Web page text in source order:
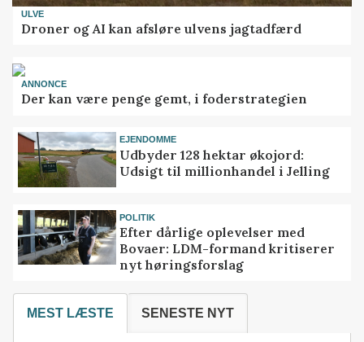
ULVE
Droner og AI kan afsløre ulvens jagtadfærd
ANNONCE
Der kan være penge gemt, i foderstrategien
EJENDOMME
Udbyder 128 hektar økojord:
Udsigt til millionhandel i Jelling
POLITIK
Efter dårlige oplevelser med
Bovaer: LDM-formand kritiserer
nyt høringsforslag
MEST LÆSTE SENESTE NYT